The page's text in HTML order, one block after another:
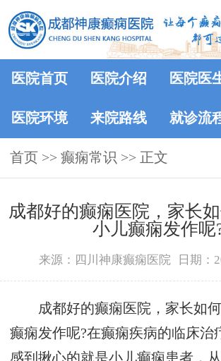
医院首页 医院介绍 医院医
医院环境 来院路线 就诊流
首页 >> 癫痫常识 >> 正文
成都好的癫痫医院，家长
小儿癫痫发作呢
来源：四川神康癫痫医院 日期：
成都好的癫痫医院，家长如何
癫痫发作呢?在癫痫疾病的临床治
感到揪心的就是小儿癫痫患者，